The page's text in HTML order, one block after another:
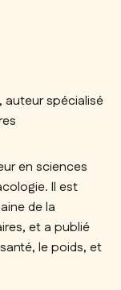
auteur spécialisé
en sciences
Il est
de la
et a publié
le poids, et